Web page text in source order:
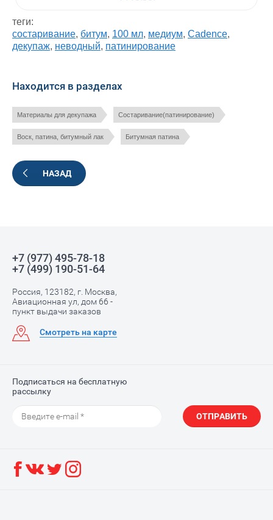
теги:
состаривание, битум, 100 мл, медиум, Cadence,
декупаж, неводный, патинирование
Находится в разделах
Материалы для декупажа Состаривание(патинирование)
Воск, патина, битумный лак Битумная патина
НАЗАД
+7 (977) 495-78-18
+7 (499) 190-51-64
Россия, 123182, г. Москва,
Авиационная ул, дом 66 -
пункт выдачи заказов
Смотреть на карте
Подписаться на бесплатную
рассылку
ОТПРАВИТЬ